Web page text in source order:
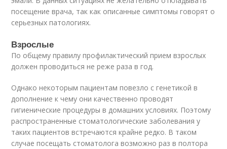
посещение врача, так как описанные симптомы говорят о
серьезных патологиях.
Взрослые
По общему правилу профилактический прием взрослых
должен проводиться не реже раза в год.
Однако некоторым пациентам повезло с генетикой в
дополнение к чему они качественно проводят
гигиенические процедуры в домашних условиях. Поэтому
распространенные стоматологические заболевания у
таких пациентов встречаются крайне редко. В таком
случае посещать стоматолога возможно раз в полтора